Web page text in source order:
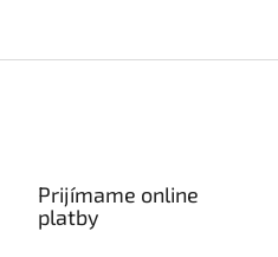
Prijímame online
platby